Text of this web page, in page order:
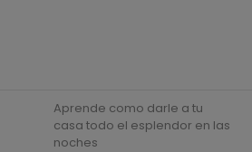
Aprende como darle a tu
casa todo el esplendor en las
noches